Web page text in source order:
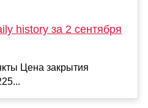
history за 2 сентября
Цена закрытия